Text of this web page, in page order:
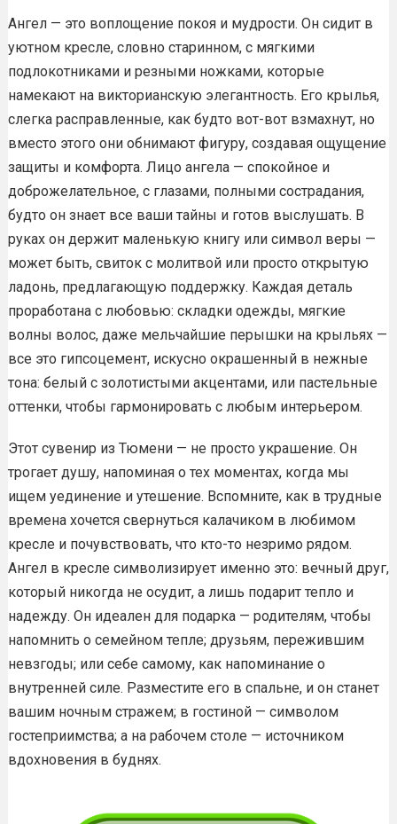
Ангел — это воплощение покоя и мудрости. Он сидит в
уютном кресле, словно старинном, с мягкими
подлокотниками и резными ножками, которые
намекают на викторианскую элегантность. Его крылья,
слегка расправленные, как будто вот-вот взмахнут, но
вместо этого они обнимают фигуру, создавая ощущение
защиты и комфорта. Лицо ангела — спокойное и
доброжелательное, с глазами, полными сострадания,
будто он знает все ваши тайны и готов выслушать. В
руках он держит маленькую книгу или символ веры —
может быть, свиток с молитвой или просто открытую
ладонь, предлагающую поддержку. Каждая деталь
проработана с любовью: складки одежды, мягкие
волны волос, даже мельчайшие перышки на крыльях —
все это гипсоцемент, искусно окрашенный в нежные
тона: белый с золотистыми акцентами, или пастельные
оттенки, чтобы гармонировать с любым интерьером.
Этот сувенир из Тюмени — не просто украшение. Он
трогает душу, напоминая о тех моментах, когда мы
ищем уединение и утешение. Вспомните, как в трудные
времена хочется свернуться калачиком в любимом
кресле и почувствовать, что кто-то незримо рядом.
Ангел в кресле символизирует именно это: вечный друг,
который никогда не осудит, а лишь подарит тепло и
надежду. Он идеален для подарка — родителям, чтобы
напомнить о семейном тепле; друзьям, пережившим
невзгоды; или себе самому, как напоминание о
внутренней силе. Разместите его в спальне, и он станет
вашим ночным стражем; в гостиной — символом
гостеприимства; а на рабочем столе — источником
вдохновения в буднях.